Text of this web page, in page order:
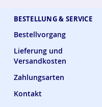
BESTELLUNG & SERVICE
Bestellvorgang
Lieferung und
Versandkosten
Zahlungsarten
Kontakt